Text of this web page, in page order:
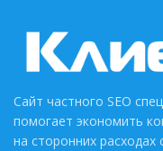
Сайт частного SEO
помогает экономить
на сторонних расходах